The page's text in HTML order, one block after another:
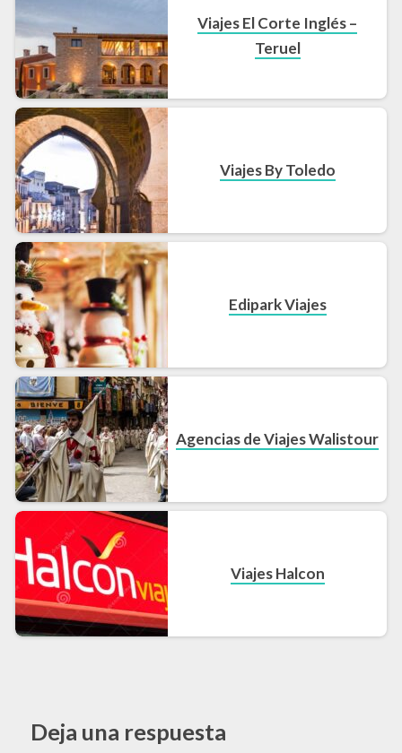
Viajes El Corte Inglés –
Teruel
Viajes By Toledo
Edipark Viajes
Agencias de Viajes Walistour
Viajes Halcon
Deja una respuesta